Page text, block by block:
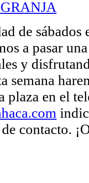
de sábados
a pasar
y
semana
plaza en el
contacto.